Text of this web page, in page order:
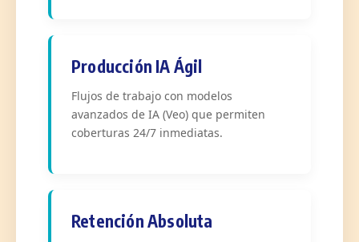
Producción IA Ágil
Flujos de trabajo con modelos
avanzados de IA (Veo) que permiten
coberturas 24/7 inmediatas.
Retención Absoluta